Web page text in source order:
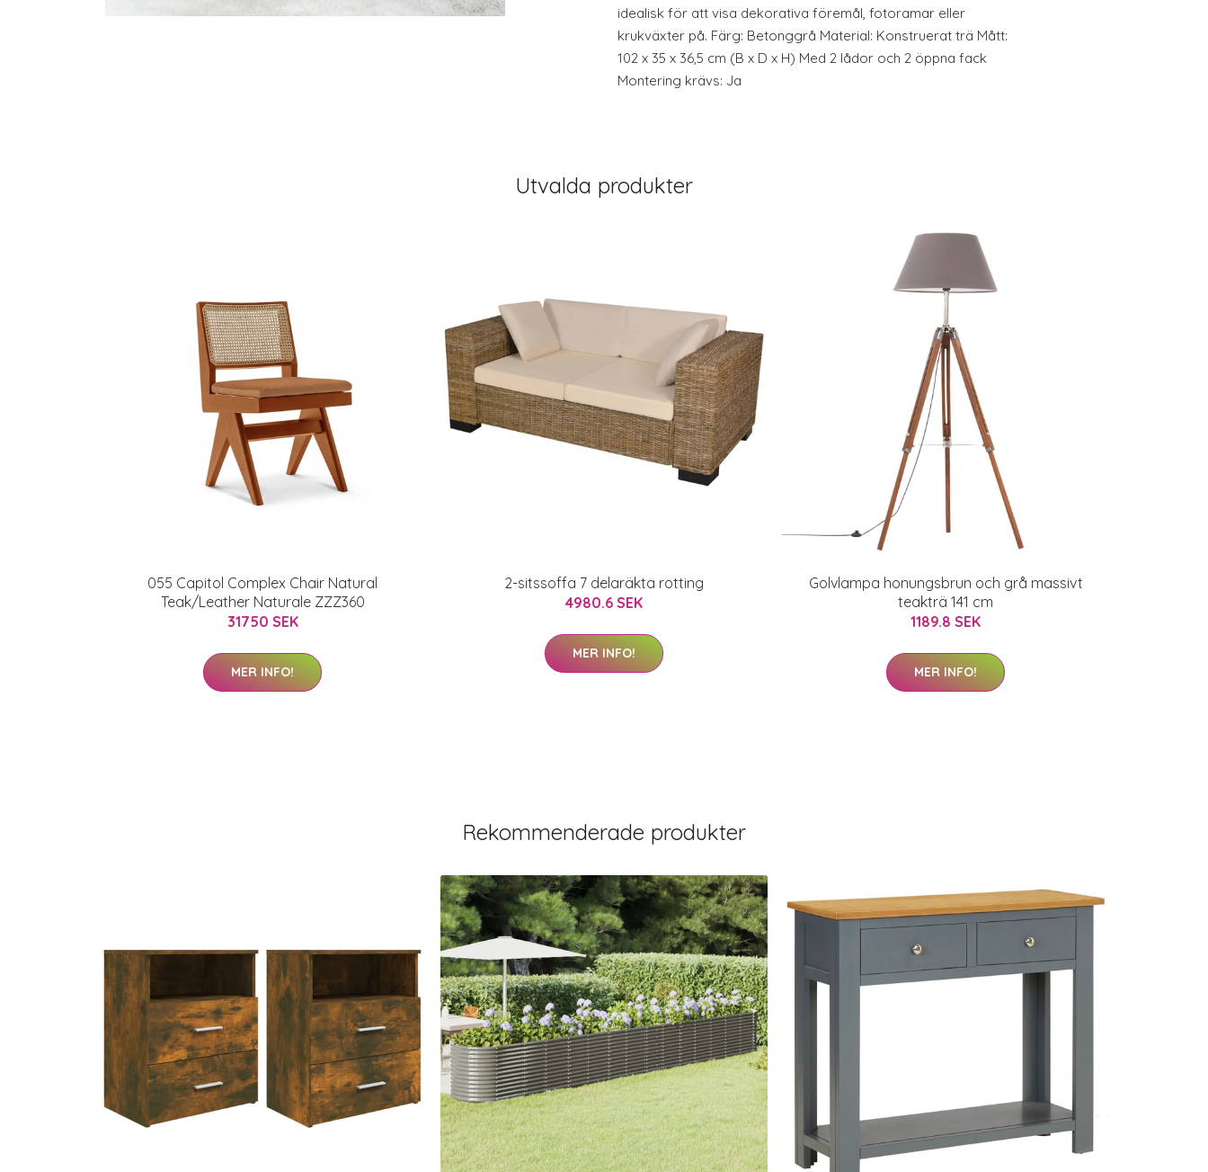
idealisk för att visa dekorativa föremål, fotoramar eller
krukväxter på. Färg: Betonggrå Material: Konstruerat trä Mått:
102 x 35 x 36,5 cm (B x D x H) Med 2 lådor och 2 öppna fack
Montering krävs: Ja
Utvalda produkter
055 Capitol Complex Chair Natural
Teak/Leather Naturale ZZZ360
31750 SEK
MER INFO!
2-sitssoffa 7 delaräkta rotting
4980.6 SEK
MER INFO!
Golvlampa honungsbrun och grå massivt
teakträ 141 cm
1189.8 SEK
MER INFO!
Rekommenderade produkter